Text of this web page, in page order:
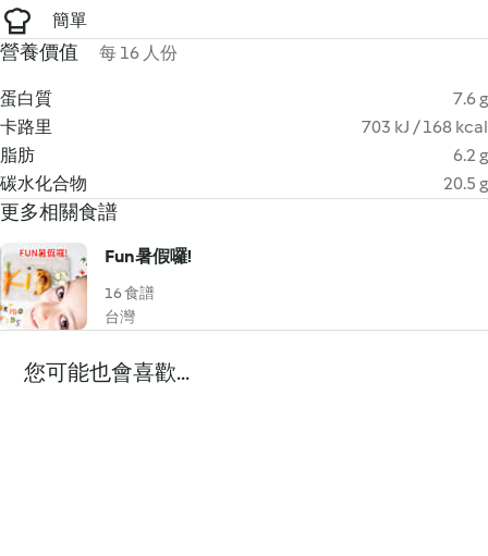
簡單
營養價值 每 16 人份
蛋白質
7.6 g
卡路里
703 kJ / 168 kcal
脂肪
6.2 g
碳水化合物
20.5 g
更多相關食譜
Fun暑假囉!
16 食譜
台灣
您可能也會喜歡...